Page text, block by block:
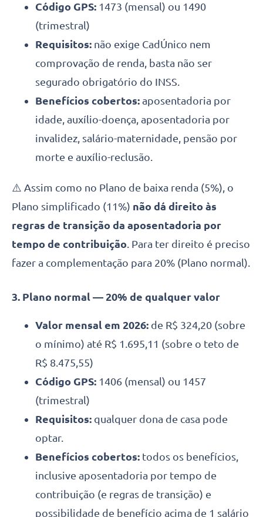
Código GPS: 1473 (mensal) ou 1490
(trimestral)
Requisitos: não exige CadÚnico nem
comprovação de renda, basta não ser
segurado obrigatório do INSS.
Benefícios cobertos: aposentadoria por
idade, auxílio-doença, aposentadoria por
invalidez, salário-maternidade, pensão por
morte e auxílio-reclusão.
⚠️ Assim como no Plano de baixa renda (5%), o
Plano simplificado (11%) não dá direito às
regras de transição da aposentadoria por
tempo de contribuição. Para ter direito é preciso
fazer a complementação para 20% (Plano normal).
3. Plano normal — 20% de qualquer valor
Valor mensal em 2026: de R$ 324,20 (sobre
o mínimo) até R$ 1.695,11 (sobre o teto de
R$ 8.475,55)
Código GPS: 1406 (mensal) ou 1457
(trimestral)
Requisitos: qualquer dona de casa pode
optar.
Benefícios cobertos: todos os benefícios,
inclusive aposentadoria por tempo de
contribuição (e regras de transição) e
possibilidade de benefício acima de 1 salário